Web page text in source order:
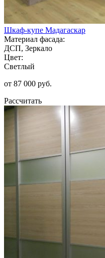
Шкаф-купе Мадагаскар
Материал фасада:
ДСП, Зеркало
Цвет:
Светлый
от 87 000 руб.
Рассчитать